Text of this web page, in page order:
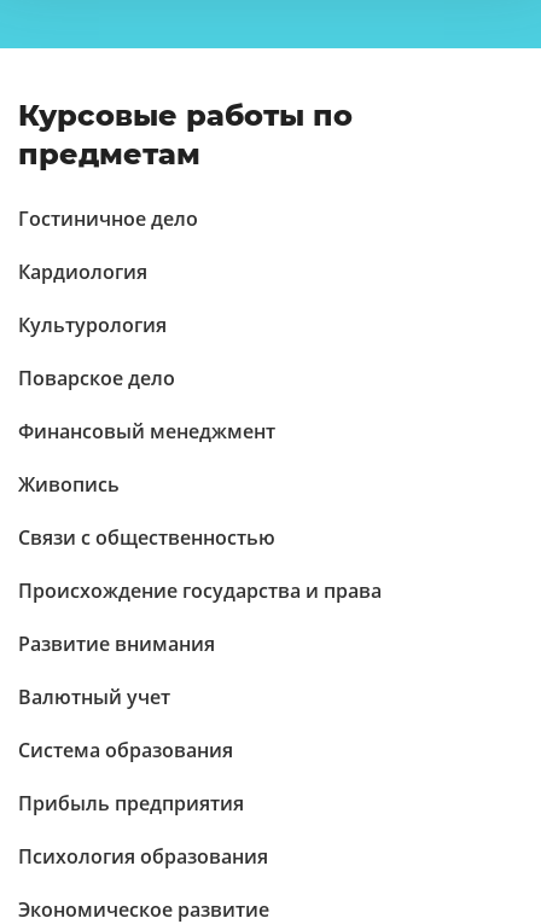
Курсовые работы по
предметам
Гостиничное дело
Кардиология
Культурология
Поварское дело
Финансовый менеджмент
Живопись
Связи с общественностью
Происхождение государства и права
Развитие внимания
Валютный учет
Система образования
Прибыль предприятия
Психология образования
Экономическое развитие